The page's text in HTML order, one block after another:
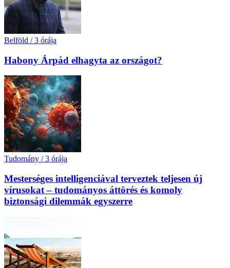
Belföld / 3 órája
Habony Árpád elhagyta az országot?
Tudomány / 3 órája
Mesterséges intelligenciával terveztek teljesen új
vírusokat – tudományos áttörés és komoly
biztonsági dilemmák egyszerre